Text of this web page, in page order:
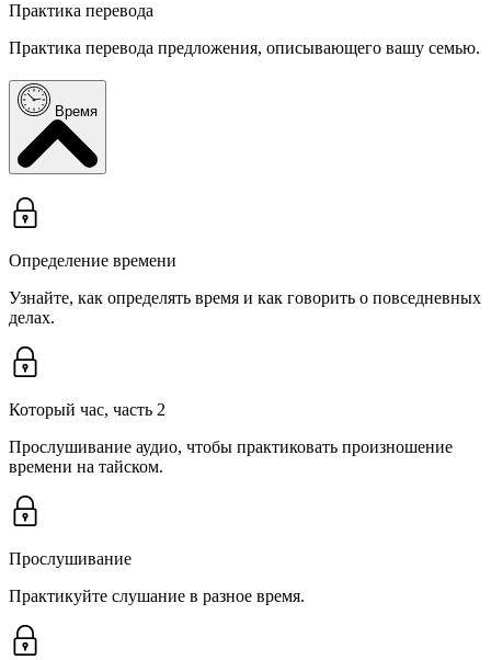
Практика перевода
Практика перевода предложения, описывающего вашу семью.
Время
Определение времени
Узнайте, как определять время и как говорить о повседневных
делах.
Который час, часть 2
Прослушивание аудио, чтобы практиковать произношение
времени на тайском.
Прослушивание
Практикуйте слушание в разное время.